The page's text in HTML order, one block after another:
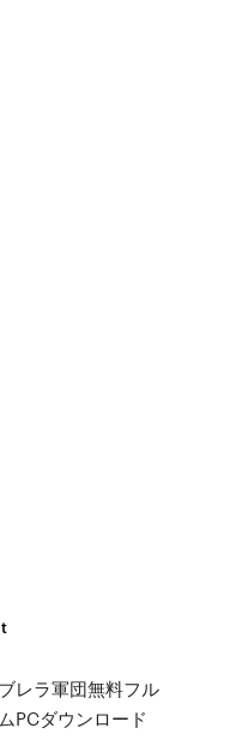
レラ軍団無料フル
PCダウンロード